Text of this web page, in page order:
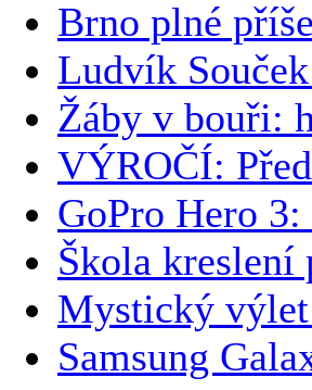
Brno plné
Ludvík
Žáby v bouři:
VÝROČÍ:
GoPro Hero
Škola kreslení
Mystický výlet
Samsung